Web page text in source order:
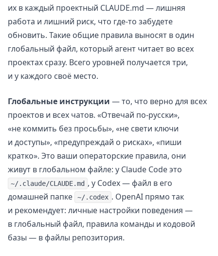
их в каждый проектный CLAUDE.md — лишняя
работа и лишний риск, что где-то забудете
обновить. Такие общие правила выносят в один
глобальный файл, который агент читает во всех
проектах сразу. Всего уровней получается три,
и у каждого своё место.
Глобальные инструкции — то, что верно для всех
проектов и всех чатов. «Отвечай по-русски»,
«не коммить без просьбы», «не свети ключи
и доступы», «предупреждай о рисках», «пиши
кратко». Это ваши операторские правила, они
живут в глобальном файле: у Claude Code это
~/.claude/CLAUDE.md , у Codex — файл в его
домашней папке
~/.codex . OpenAI прямо так
и рекомендует: личные настройки поведения —
в глобальный файл, правила команды и кодовой
базы — в файлы репозитория.